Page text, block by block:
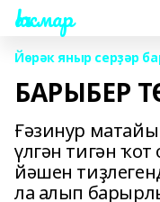
Һаҡмар
Йөрәк яныр серҙәр
БАРЫБЕР
Ғәзинур
үлгән тигән ҡот
йәшен
ла алып